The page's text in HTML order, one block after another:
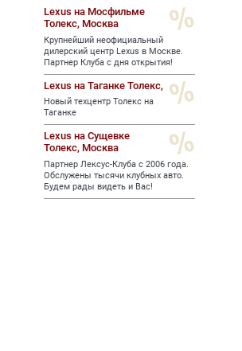
Lexus на Мосфильме
Толекс, Москва
Крупнейший неофициальный
дилерский центр Lexus в Москве.
Партнер Клуба с дня открытия!
Lexus на Таганке Толекс,
Новый техцентр Толекс на
Таганке
Lexus на Сущевке
Толекс, Москва
Партнер Лексус-Клуба с 2006 года.
Обслужены тысячи клубных авто.
Будем рады видеть и Вас!